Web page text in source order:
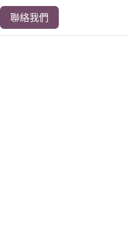
聯絡我們